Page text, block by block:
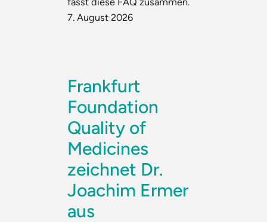
7. August 2026
Frankfurt
Foundation
Quality of
Medicines
zeichnet Dr.
Joachim Ermer
aus